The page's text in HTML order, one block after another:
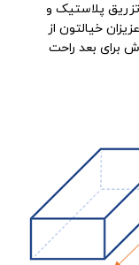
پلاستیک و
خیالتون از
برای بعد راحت